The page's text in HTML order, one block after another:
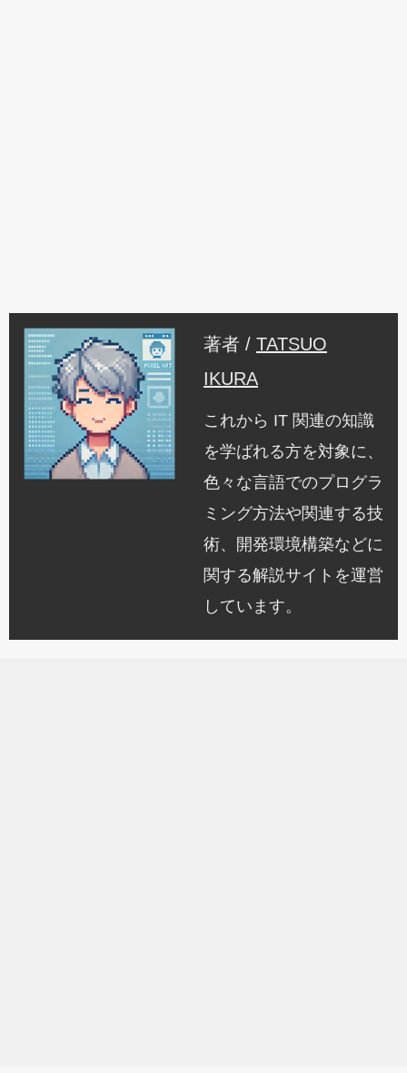
著者 / TATSUO
IKURA
これから IT 関連の知識
を学ばれる方を対象に、
色々な言語でのプログラ
ミング方法や関連する技
術、開発環境構築などに
関する解説サイトを運営
しています。